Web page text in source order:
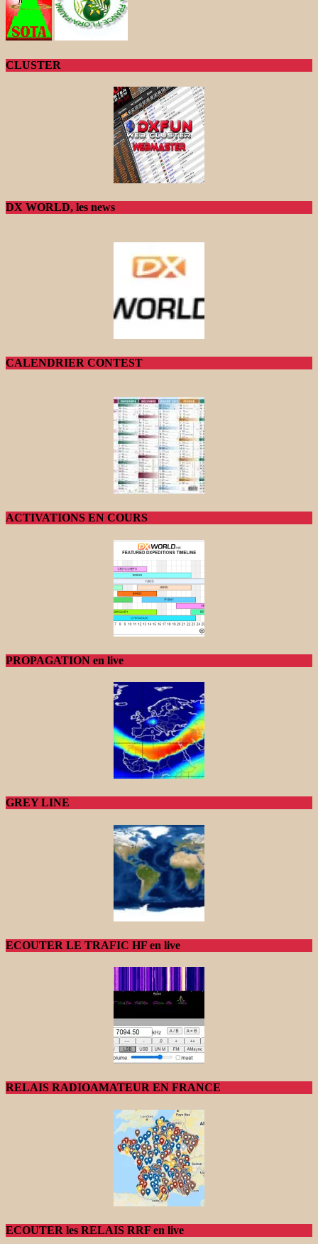
CLUSTER
DX WORLD, les news
CALENDRIER CONTEST
ACTIVATIONS EN COURS
PROPAGATION en live
GREY LINE
ECOUTER LE TRAFIC HF en live
RELAIS RADIOAMATEUR EN FRANCE
ECOUTER les RELAIS RRF en live